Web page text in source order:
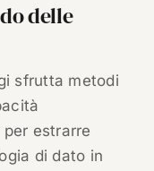
delle
sfrutta metodi
estrarre
di dato in